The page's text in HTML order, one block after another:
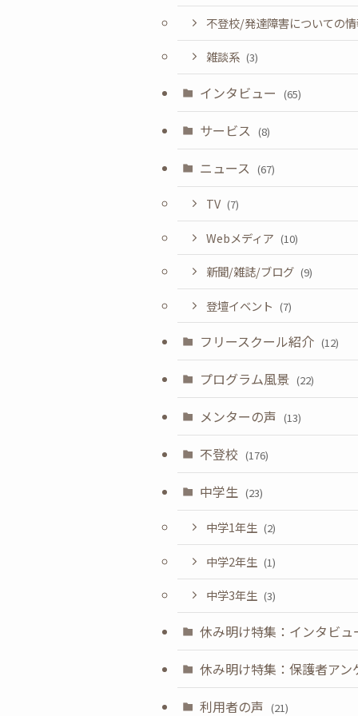
不登校/発達障害についての
雑談系 (3)
インタビュー (65)
サービス (8)
ニュース (67)
TV (7)
Webメディア (10)
新聞/雑誌/ブログ (9)
登壇イベント (7)
フリースクール紹介 (12)
プログラム風景 (22)
メンターの声 (13)
不登校 (176)
中学生 (23)
中学1年生 (2)
中学2年生 (1)
中学3年生 (3)
休み明け特集：インタビュ
休み明け特集：保護者アン
利用者の声 (21)